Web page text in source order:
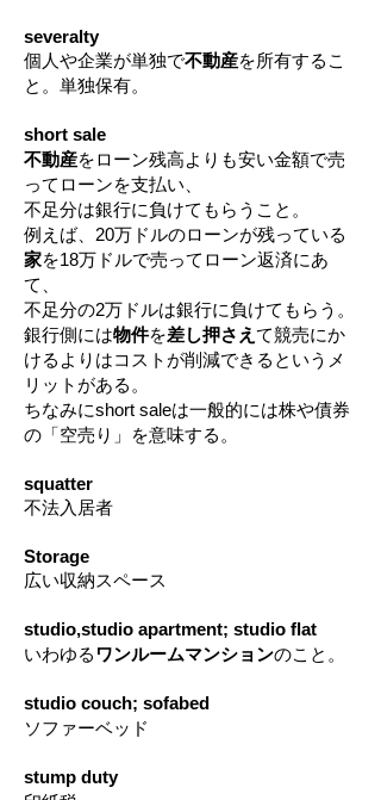
severalty
個人や企業が単独で不動産を所有するこ
と。単独保有。
short sale
不動産をローン残高よりも安い金額で売
ってローンを支払い、
不足分は銀行に負けてもらうこと。
例えば、20万ドルのローンが残っている
家を18万ドルで売ってローン返済にあ
て、
不足分の2万ドルは銀行に負けてもらう。
銀行側には物件を差し押さえ て競売にか
けるよりはコストが削減できるというメ
リットがある。
ちなみにshort saleは一般的には株や債券
の「空売り」を意味する。
squatter
不法入居者
Storage
広い収納スペース
studio,studio apartment; studio flat
いわゆる ワンルームマンションのこと。
studio couch; sofabed
ソファーベッド
stump duty